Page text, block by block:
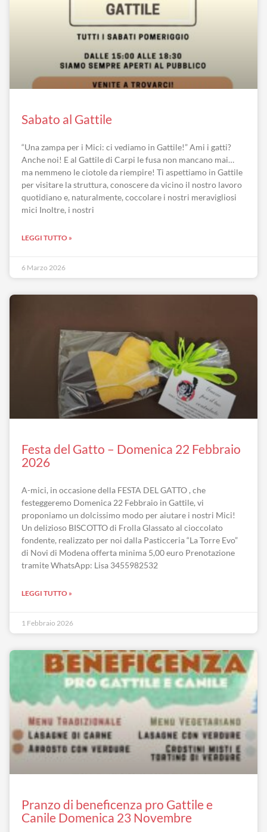
Sabato al Gattile
“Una zampa per i Mici: ci vediamo in Gattile!” Ami i gatti?
Anche noi! E al Gattile di Carpi le fusa non mancano mai…
ma nemmeno le ciotole da riempire! Ti aspettiamo in Gattile
per visitare la struttura, conoscere da vicino il nostro lavoro
quotidiano e, naturalmente, coccolare i nostri meravigliosi
mici Inoltre, i nostri
LEGGI TUTTO »
6 Marzo 2026
Festa del Gatto – Domenica 22 Febbraio
2026
A-mici, in occasione della FESTA DEL GATTO , che
festeggeremo Domenica 22 Febbraio in Gattile, vi
proponiamo un dolcissimo modo per aiutare i nostri Mici!
Un delizioso BISCOTTO di Frolla Glassato al cioccolato
fondente, realizzato per noi dalla Pasticceria “La Torre Evo”
di Novi di Modena offerta minima 5,00 euro Prenotazione
tramite WhatsApp: Lisa 3455982532
LEGGI TUTTO »
1 Febbraio 2026
Pranzo di beneficenza pro Gattile e
Canile Domenica 23 Novembre